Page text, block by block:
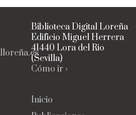
Biblioteca Digital Loreña
Edificio Miguel Herrera
41440 Lora del Rio
(Sevilla)
Cómo ir ›
Inicio